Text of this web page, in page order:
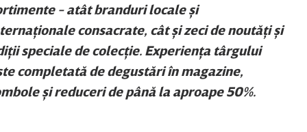
- atât branduri locale şi
consacrate, cât şi zeci de noutăţi şi
speciale de colecţie. Experienţa târgului
completată de degustări în magazine,
şi reduceri de până la aproape 50%.